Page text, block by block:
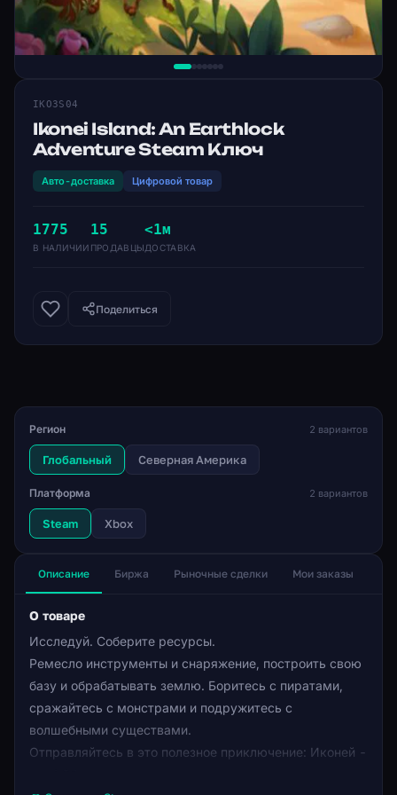
IKO3S04
Ikonei Island: An Earthlock
Adventure Steam Ключ
Авто-доставка Цифровой товар
1775
В НАЛИЧИИ
15
ПРОДАВЦЫ
<1м
ДОСТАВКА
Поделиться
Регион 2 вариантов
Глобальный Северная Америка
Платформа 2 вариантов
Steam Xbox
Описание Биржа Рыночные сделки Мои заказы
О товаре
Исследуй. Соберите ресурсы.
Ремесло инструменты и снаряжение, построить свою
базу и обрабатывать землю. Боритесь с пиратами,
сражайтесь с монстрами и подружитесь с
волшебными существами.
Отправляйтесь в это полезное приключение: Иконей -